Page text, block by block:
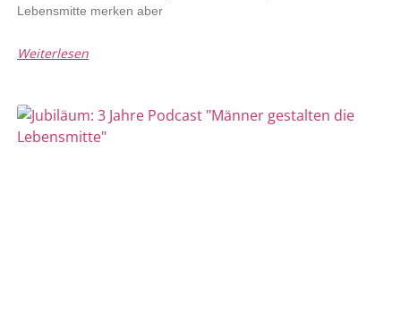
Lebensmitte merken aber
Weiterlesen